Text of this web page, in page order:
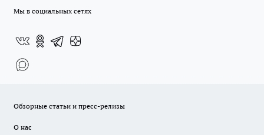
Мы в социальных сетях
Обзорные статьи и пресс-релизы
О нас